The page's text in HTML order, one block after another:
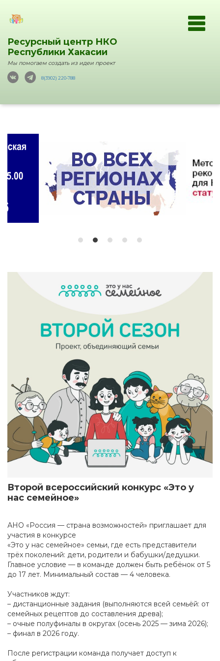
Ресурсный центр НКО
Республики Хакасии
Мы помогаем создать из идеи проект
8(3902) 220-788
Второй всероссийский конкурс «Это у
нас семейное»
АНО «Россия — страна возможностей» приглашает для
участия в конкурсе
«Это у нас семейное» семьи, где есть представители
трёх поколений: дети, родители и бабушки/дедушки.
Главное условие — в команде должен быть ребёнок от 5
до 17 лет. Минимальный состав — 4 человека.
Участников ждут:
– дистанционные задания (выполняются всей семьёй: от
семейных рецептов до составления древа);
– очные полуфиналы в округах (осень 2025 — зима 2026);
– финал в 2026 году.
После регистрации команда получает доступ к